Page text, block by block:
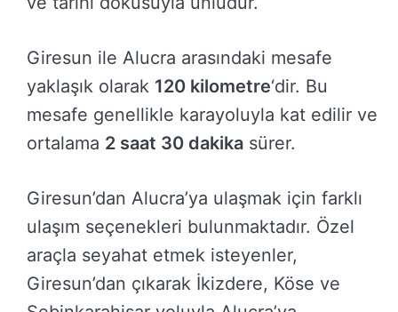
Giresun ile Alucra arasındaki mesafe
yaklaşık olarak 120 kilometre‘dir. Bu
mesafe genellikle karayoluyla kat edilir ve
ortalama 2 saat 30 dakika sürer.
Giresun’dan Alucra’ya ulaşmak için farklı
ulaşım seçenekleri bulunmaktadır. Özel
araçla seyahat etmek isteyenler,
Giresun’dan çıkarak İkizdere, Köse ve